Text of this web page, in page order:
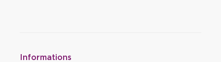
Informations